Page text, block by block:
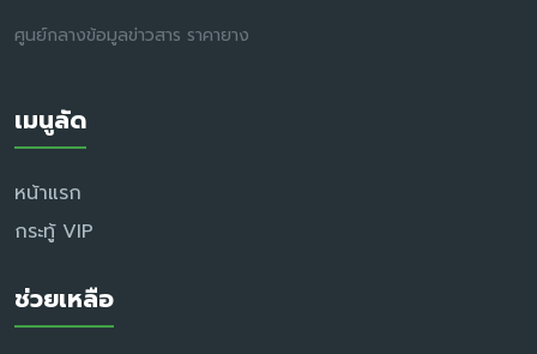
ศูนย์กลางข้อมูลข่าวสาร ราคายาง
เมนูลัด
หน้าแรก
กระทู้ VIP
ช่วยเหลือ